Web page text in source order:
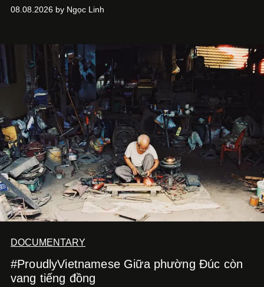
sử dụng bảng màu nâu sữa, kem, trắng ngà cùng những
quán cà phê. Dưới đây là những mẫu nail được yêu thích
nhất của xu hướng này.
08.08.2026 by Ngọc Linh
DOCUMENTARY
#ProudlyVietnamese Giữa phường Đúc còn
vang tiếng đồng